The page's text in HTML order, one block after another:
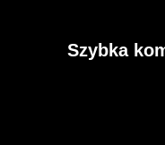
Szybka